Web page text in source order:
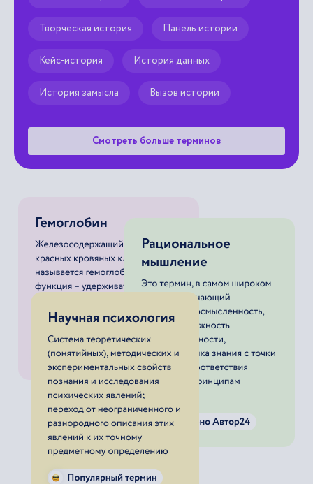
Творческая история Панель истории
Кейс-история История данных
История замысла Вызов истории
Смотреть больше терминов